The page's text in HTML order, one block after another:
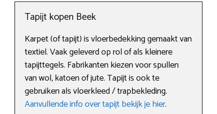
Tapijt kopen Beek
Karpet (of tapijt) is vloerbedekking gemaakt van
textiel. Vaak geleverd op rol of als kleinere
tapijttegels. Fabrikanten kiezen voor spullen
van wol, katoen of jute. Tapijt is ook te
gebruiken als vloerkleed / trapbekleding.
Aanvullende info over tapijt bekijk je hier.